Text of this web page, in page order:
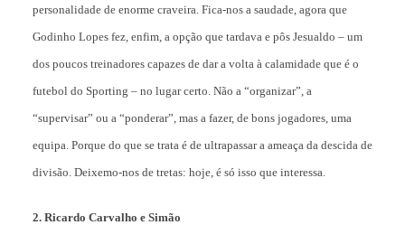
personalidade de enorme craveira. Fica-nos a saudade, agora que
Godinho Lopes fez, enfim, a opção que tardava e pôs Jesualdo – um
dos poucos treinadores capazes de dar a volta à calamidade que é o
futebol do Sporting – no lugar certo. Não a “organizar”, a
“supervisar” ou a “ponderar”, mas a fazer, de bons jogadores, uma
equipa. Porque do que se trata é de ultrapassar a ameaça da descida de
divisão. Deixemo-nos de tretas: hoje, é só isso que interessa.
2. Ricardo Carvalho e Simão